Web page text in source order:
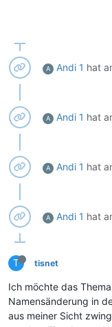
A Andi 1 hat
A Andi 1 hat
A Andi 1 hat
A Andi 1 hat
T tisnet
Ich möchte das
Namensänderung in
aus meiner Sicht